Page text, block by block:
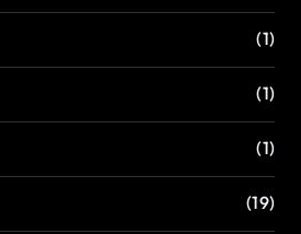
(1)
(1)
(1)
(19)